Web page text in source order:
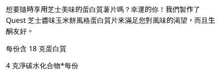
想要隨時享用芝士美味的蛋白質薯片嗎？幸運的你！我們製作了
Quest 芝士醬味玉米餅風格蛋白質片來滿足您對風味的渴望，而且生
酮友好。
每份含 18 克蛋白質
4 克淨碳水化合物*每份